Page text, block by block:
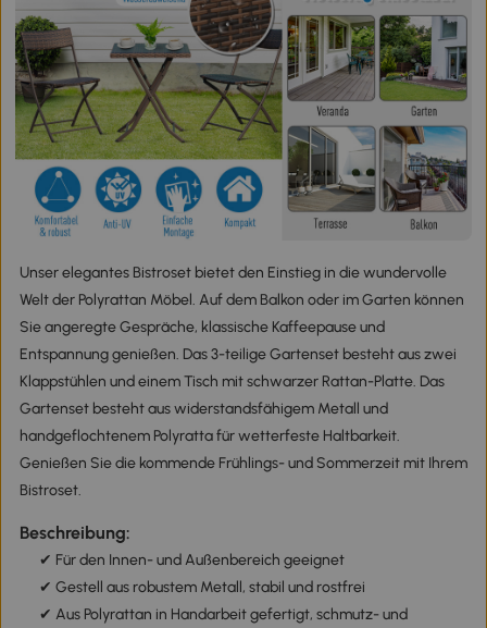
Unser elegantes Bistroset bietet den Einstieg in die wundervolle
Welt der Polyrattan Möbel. Auf dem Balkon oder im Garten können
Sie angeregte Gespräche, klassische Kaffeepause und
Entspannung genießen. Das 3-teilige Gartenset besteht aus zwei
Klappstühlen und einem Tisch mit schwarzer Rattan-Platte. Das
Gartenset besteht aus widerstandsfähigem Metall und
handgeflochtenem Polyratta für wetterfeste Haltbarkeit.
Genießen Sie die kommende Frühlings- und Sommerzeit mit Ihrem
Bistroset.
Beschreibung:
✔ Für den Innen- und Außenbereich geeignet
✔ Gestell aus robustem Metall, stabil und rostfrei
✔ Aus Polyrattan in Handarbeit gefertigt, schmutz- und